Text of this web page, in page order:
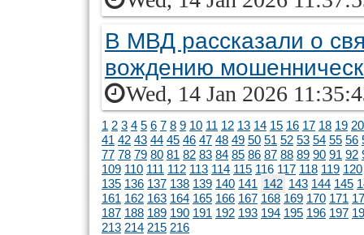
В МВД рассказали о
вождению
Wed, 14 Jan 2026
1 2 3 4 5 6 7 8 9 10 11 12 13 14 15 16 17 18 19 20
41 42 43 44 45 46 47 48 49 50 51 52 53 54 55 56
77 78 79 80 81 82 83 84 85 86 87 88 89 90 91 92
109 110 111 112 113 114 115 116 117 118 119 120
135 136 137 138 139 140 141 142 143 144 145
161 162 163 164 165 166 167 168 169 170 171
187 188 189 190 191 192 193 194 195 196 197
213 214 215 216